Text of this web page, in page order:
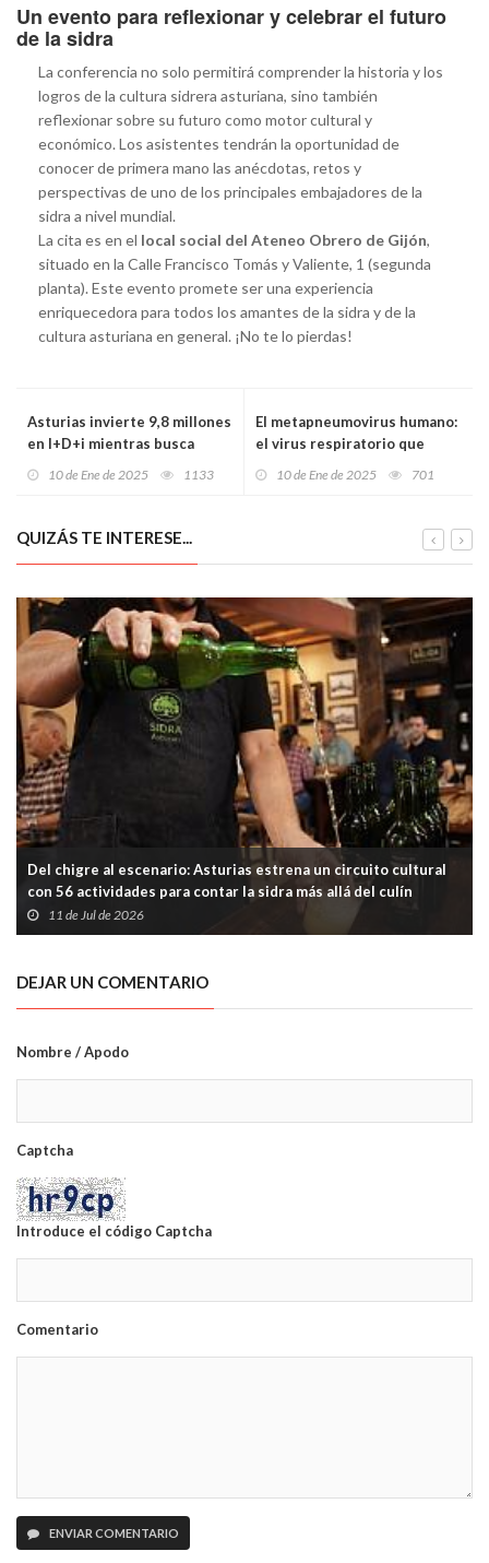
Un evento para reflexionar y celebrar el futuro
de la sidra
La conferencia no solo permitirá comprender la historia y los
logros de la cultura sidrera asturiana, sino también
reflexionar sobre su futuro como motor cultural y
económico. Los asistentes tendrán la oportunidad de
conocer de primera mano las anécdotas, retos y
perspectivas de uno de los principales embajadores de la
sidra a nivel mundial.
La cita es en el local social del Ateneo Obrero de Gijón,
situado en la Calle Francisco Tomás y Valiente, 1 (segunda
planta). Este evento promete ser una experiencia
enriquecedora para todos los amantes de la sidra y de la
cultura asturiana en general. ¡No te lo pierdas!
Asturias invierte 9,8 millones
en I+D+i mientras busca
10 de Ene de 2025 1133
El metapneumovirus humano:
el virus respiratorio que
10 de Ene de 2025 701
QUIZÁS TE INTERESE...
Del chigre al escenario: Asturias estrena un circuito cultural
con 56 actividades para contar la sidra más allá del culín
11 de Jul de 2026
DEJAR UN COMENTARIO
Nombre / Apodo
Captcha
Introduce el código Captcha
Comentario
ENVIAR COMENTARIO